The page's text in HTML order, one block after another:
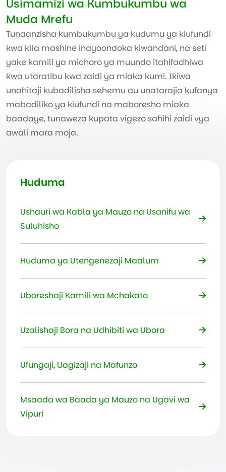
Usimamizi wa Kumbukumbu wa
Muda Mrefu
Tunaanzisha kumbukumbu ya kudumu ya kiufundi
kwa kila mashine inayoondoka kiwandani, na seti
yake kamili ya michoro ya muundo itahifadhiwa
kwa utaratibu kwa zaidi ya miaka kumi. Ikiwa
unahitaji kubadilisha sehemu au unatarajia kufanya
mabadiliko ya kiufundi na maboresho miaka
baadaye, tunaweza kupata vigezo sahihi zaidi vya
awali mara moja.
Huduma
Ushauri wa Kabla ya Mauzo na Usanifu wa
Suluhisho
Huduma ya Utengenezaji Maalum
Uboreshaji Kamili wa Mchakato
Uzalishaji Bora na Udhibiti wa Ubora
Ufungaji, Uagizaji na Mafunzo
Msaada wa Baada ya Mauzo na Ugavi wa
Vipuri